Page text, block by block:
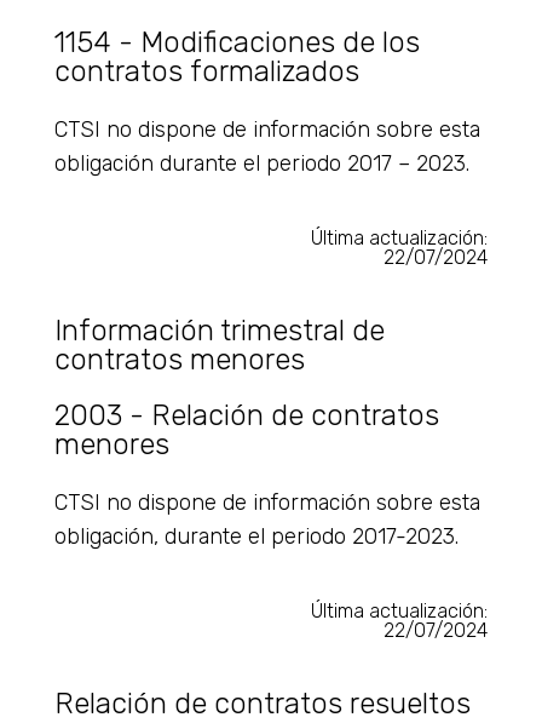
1154 - Modificaciones de los
contratos formalizados
CTSI no dispone de información sobre esta
obligación durante el periodo 2017 – 2023.
Última actualización:
22/07/2024
Información trimestral de
contratos menores
2003 - Relación de contratos
menores
CTSI no dispone de información sobre esta
obligación, durante el periodo 2017-2023.
Última actualización:
22/07/2024
Relación de contratos resueltos